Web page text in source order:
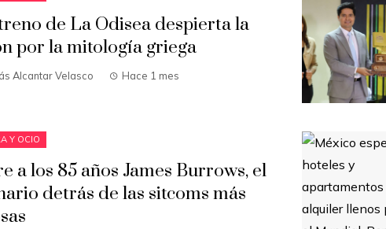
de La Odisea despierta la
por la mitología griega
Alcantar Velasco Hace 1 mes
Y OCIO
a los 85 años James Burrows, el
detrás de las sitcoms más